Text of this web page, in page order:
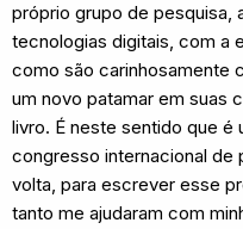
próprio grupo de pesquisa,
tecnologias digitais, com a
como são carinhosamente
um novo patamar em suas
livro. É neste sentido que é
congresso internacional de
volta, para escrever esse
tanto me ajudaram com